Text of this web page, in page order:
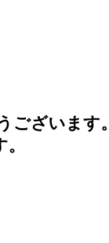
ございます。